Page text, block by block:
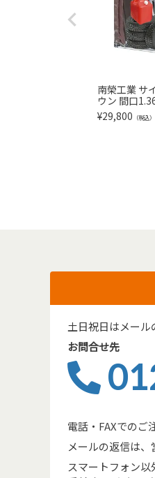
南榮工業 サ
ウン 間口
¥29,800 （税込）
土日祝日はメール
お問合せ先
電話・FAXでのご
メールの返信は、
スマートフォン